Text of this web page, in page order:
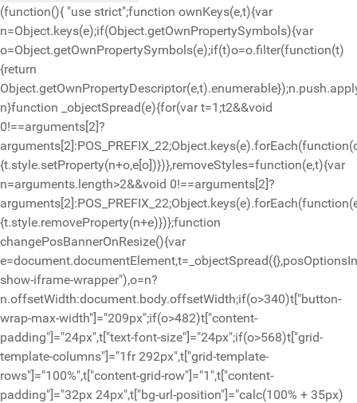
(function(){ "use strict";function ownKeys(e,t){var
n=Object.keys(e);if(Object.getOwnPropertySymbols){var
o=Object.getOwnPropertySymbols(e);if(t)o=o.filter(function(t)
{return
n}function _objectSpread(e){for(var t=1;t2&&void
0!==arguments[2]?
{t.style.setProperty(n+o,e[o])})},removeStyles=function(e,t){var
n=arguments.length>2&&void 0!==arguments[2]?
{t.style.removeProperty(n+e)})};function
changePosBannerOnResize(){var
show-iframe-wrapper"),o=n?
n.offsetWidth:document.body.offsetWidth;if(o>340)t["button-
wrap-max-width"]="209px";if(o>482)t["content-
padding"]="24px",t["text-font-size"]="24px";if(o>568)t["grid-
template-columns"]="1fr 292px",t["grid-template-
rows"]="100%",t["content-grid-row"]="1",t["content-
padding"]="32px 24px",t["bg-url-position"]="calc(100% + 35px)